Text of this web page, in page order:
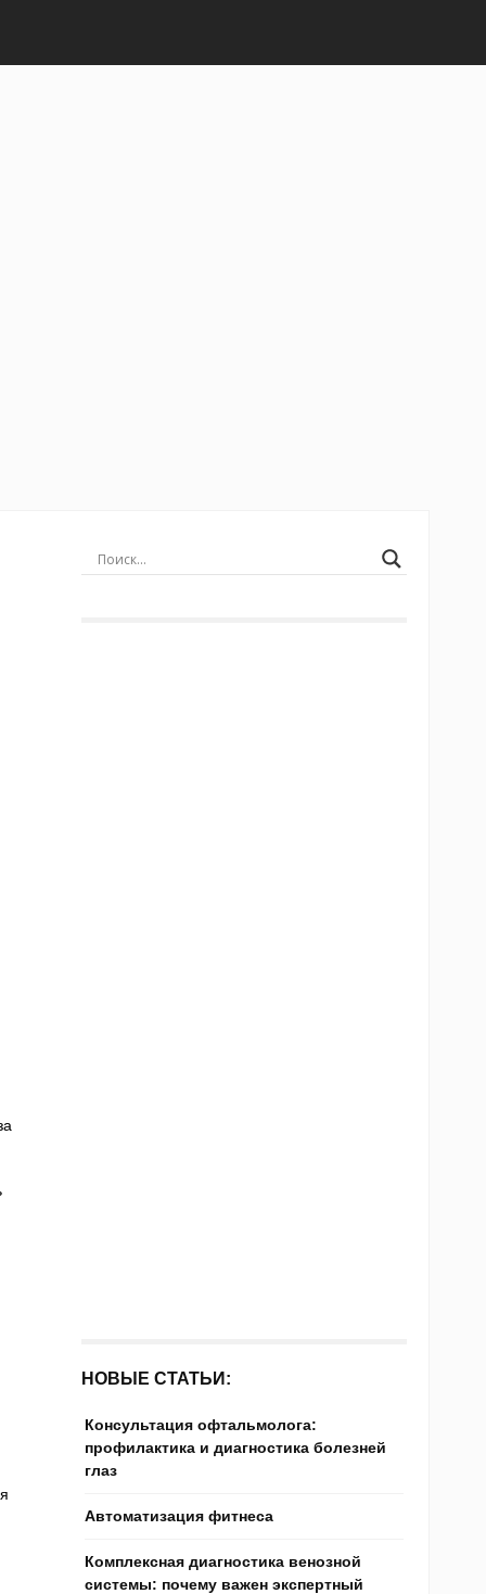
НОВЫЕ СТАТЬИ:
Консультация офтальмолога:
профилактика и диагностика болезней
глаз
Автоматизация фитнеса
Комплексная диагностика венозной
системы: почему важен экспертный